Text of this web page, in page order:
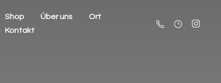
Shop Über uns
Ort
Kontakt